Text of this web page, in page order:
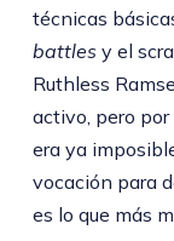
técnicas
battles y el
Ruthless
activo, pero por
era ya
vocación para
es lo que más